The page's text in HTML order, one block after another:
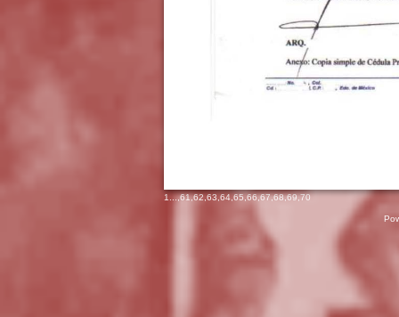
1 ...,61,62,63,64,65,66,67,68,69,70